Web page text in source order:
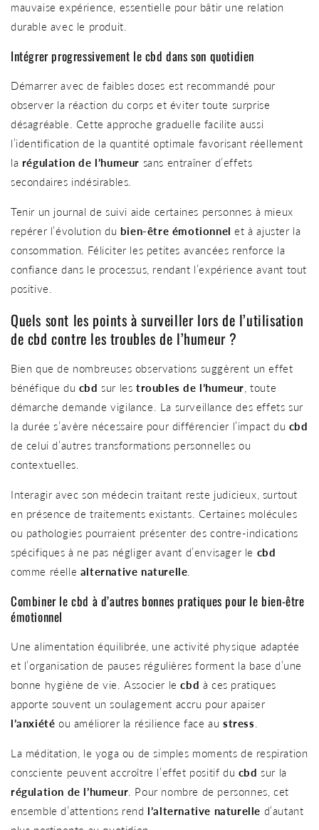
mauvaise expérience, essentielle pour bâtir une relation
durable avec le produit.
Intégrer progressivement le cbd dans son quotidien
Démarrer avec de faibles doses est recommandé pour
observer la réaction du corps et éviter toute surprise
désagréable. Cette approche graduelle facilite aussi
l’identification de la quantité optimale favorisant réellement
la régulation de l’humeur sans entraîner d’effets
secondaires indésirables.
Tenir un journal de suivi aide certaines personnes à mieux
repérer l’évolution du bien-être émotionnel et à ajuster la
consommation. Féliciter les petites avancées renforce la
confiance dans le processus, rendant l’expérience avant tout
positive.
Quels sont les points à surveiller lors de l’utilisation
de cbd contre les troubles de l’humeur ?
Bien que de nombreuses observations suggèrent un effet
bénéfique du cbd sur lestroubles de l’humeur , toute
démarche demande vigilance. La surveillance des effets sur
la durée s’avère nécessaire pour différencier l’impact du cbd
de celui d’autres transformations personnelles ou
contextuelles.
Interagir avec son médecin traitant reste judicieux, surtout
en présence de traitements existants. Certaines molécules
ou pathologies pourraient présenter des contre-indications
spécifiques à ne pas négliger avant d’envisager le cbd
comme réelle alternative naturelle
Combiner le cbd à d’autres bonnes pratiques pour le bien-être
émotionnel
Une alimentation équilibrée, une activité physique adaptée
et l’organisation de pauses régulières forment la base d’une
bonne hygiène de vie. Associer lecbd à ces pratiques
apporte souvent un soulagement accru pour apaiser
l’anxiété ou améliorer la résilience face austress
La méditation, le yoga ou de simples moments de respiration
consciente peuvent accroître l’effet positif du cbd sur la
régulation de l’humeur . Pour nombre de personnes, cet
ensemble d’attentions rend l’alternative naturelle d’autant